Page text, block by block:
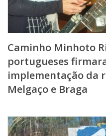
Caminho Minhoto
portugueses
implementação da
Melgaço e Braga